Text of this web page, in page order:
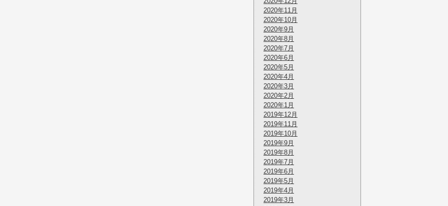
2020年11月
2020年10月
2020年9月
2020年8月
2020年7月
2020年6月
2020年5月
2020年4月
2020年3月
2020年2月
2020年1月
2019年12月
2019年11月
2019年10月
2019年9月
2019年8月
2019年7月
2019年6月
2019年5月
2019年4月
2019年3月